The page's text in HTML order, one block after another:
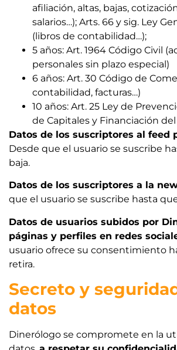
afiliación, altas, bajas,
salarios…); Arts. 66 y sig. Ley
(libros de contabilidad…);
5 años: Art. 1964 Código Civil
personales sin plazo especial)
6 años: Art. 30 Código de
contabilidad, facturas…)
10 años: Art. 25 Ley de
de Capitales y Financiación
Datos de los suscriptores al feed
Desde que el usuario se suscribe
baja.
Datos de los suscriptores a la
que el usuario se suscribe hasta
Datos de usuarios subidos por
páginas y perfiles en redes
usuario ofrece su consentimiento
retira.
Secreto y
datos
Dinerólogo se compromete en la